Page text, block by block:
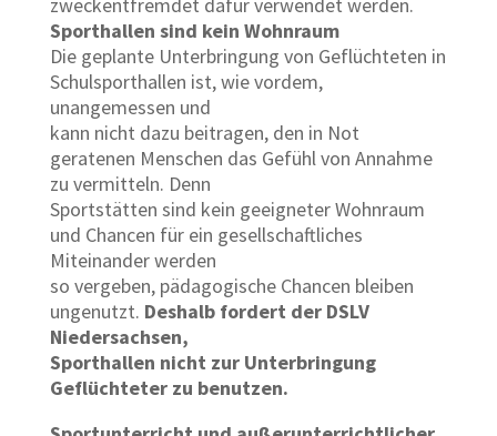
Sporthallen sind kein Wohnraum
Die geplante Unterbringung von Geflüchteten in
Schulsporthallen ist, wie vordem,
unangemessen und
kann nicht dazu beitragen, den in Not
geratenen Menschen das Gefühl von Annahme
zu vermitteln. Denn
Sportstätten sind kein geeigneter Wohnraum
und Chancen für ein gesellschaftliches
Miteinander werden
so vergeben, pädagogische Chancen bleiben
ungenutzt. Deshalb fordert der DSLV
Niedersachsen,
Sporthallen nicht zur Unterbringung
Geflüchteter zu benutzen.